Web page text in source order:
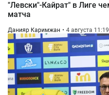
"Левски"-Кайрат" в Лиге
матча
Данияр Каримжан 4 августа 11:19